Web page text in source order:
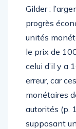
Gilder :
progrès
unités
le prix de
celui d’il y a
erreur, car
monétaires
autorités (p.
supposant